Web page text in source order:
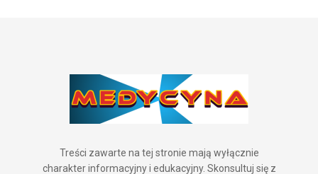
Treści zawarte na tej stronie mają wyłącznie
charakter informacyjny i edukacyjny. Skonsultuj się z